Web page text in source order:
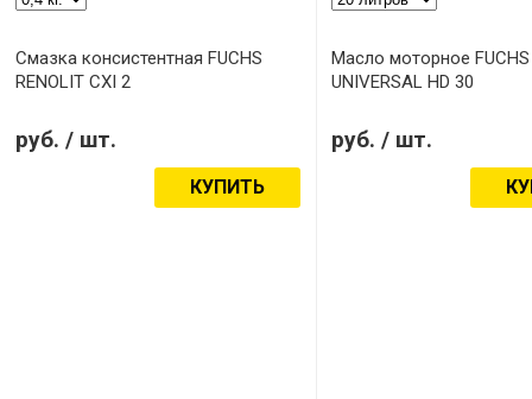
Смазка консистентная FUCHS
RENOLIT CXI 2
руб. / шт.
КУПИТЬ
Масло моторное
UNIVERSAL HD 30
руб. / шт.